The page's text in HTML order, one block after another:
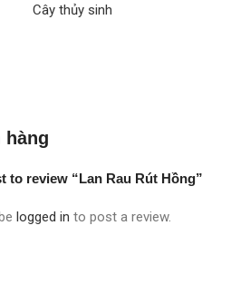
Cây thủy sinh
hàng
to review “Lan Rau Rút Hồng”
logged in to post a review.